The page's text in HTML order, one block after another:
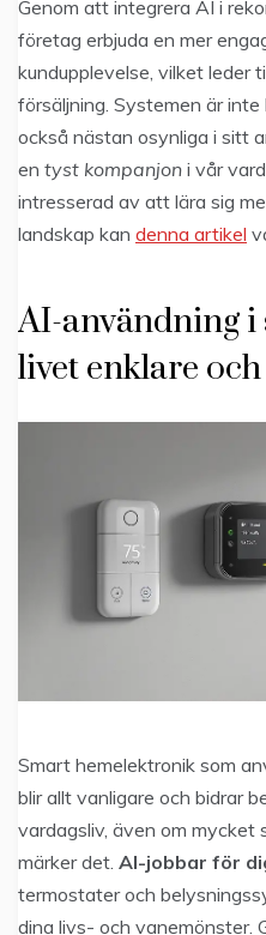
Genom att integrera AI i
företag erbjuda en mer
kundupplevelse, vilket leder
försäljning. Systemen är
också nästan osynliga i sitt
en tyst kompanjon i vår
intresserad av att lära sig
landskap kan denna artikel
AI-användning i
livet enklare
Smart hemelektronik som
blir allt vanligare och bidrar
vardagsliv, även om mycket
märker det. AI-jobbar för
termostater och
dina livs- och vanemönster.